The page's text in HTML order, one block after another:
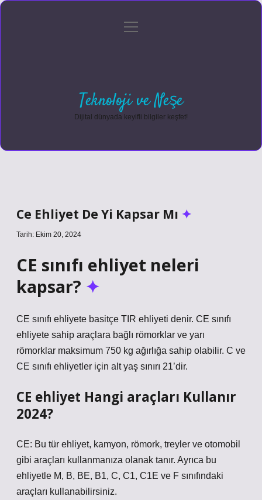
Gizlilik Politikası
menüyü
Teknoloji ve Neşe
Dijital dünyada keyifli bilgiler keşfet!
Ce Ehliyet De Yi Kapsar Mı
Tarih: Ekim 20, 2024
CE sınıfı ehliyet neleri
kapsar?
CE sınıfı ehliyete basitçe TIR ehliyeti denir. CE sınıfı
ehliyete sahip araçlara bağlı römorklar ve yarı
römorklar maksimum 750 kg ağırlığa sahip olabilir. C ve
CE sınıfı ehliyetler için alt yaş sınırı 21’dir.
CE ehliyet Hangi araçları Kullanır
2024?
CE: Bu tür ehliyet, kamyon, römork, treyler ve otomobil
gibi araçları kullanmanıza olanak tanır. Ayrıca bu
ehliyetle M, B, BE, B1, C, C1, C1E ve F sınıfındaki
araçları kullanabilirsiniz.